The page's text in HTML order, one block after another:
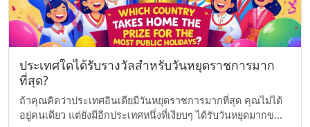
ประเทศใดได้รับรางวัลสำหรับวันหยุดราชการมาก
ที่สุด?
ถ้าคุณคิดว่าประเทศอินเดียมีวันหยุดราชการมากที่สุด คุณไม่ได้
อยู่คนเดียว แต่ยังมีอีกประเทศหนึ่งที่เงียบๆ ได้รับวันหยุดมากข...